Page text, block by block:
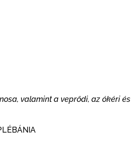
valamint a veprődi, az ókéri és